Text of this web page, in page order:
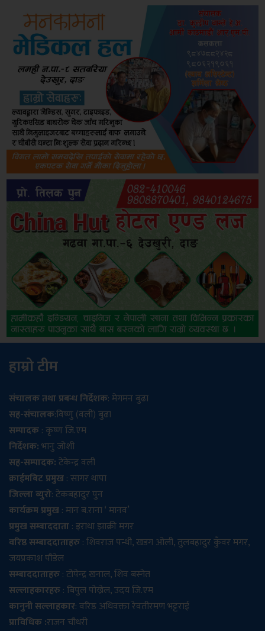
हाम्रो टीम
संचालक तथा प्रबन्ध निर्देशक: मेगमन बुढा
सह-संचालक:विष्णु (वली) बुढा
सम्पादक: कृष्ण जि.एम
निर्देशक:भानु जोशी
सह-सम्पादक:टेकेन्द्र वली
क्राईमबिट प्रमुख: सागर थापा
जिल्ला ब्युरो: टेकबहादुर पुन
कार्यक्रम प्रमुख: मान ब.राना ‘ मानव’
प्रमुख सम्बाददाता: इराधा झाक्री मगर
वरिष्ठ सम्बाददाताहरु: शिवराज पन्थी, खडग ओली, तुलबहादुर कुँवर मगर,
जयप्रकाश पौडेल
सम्बाददाताहरु: टोपेन्द्र खनाल, शिव बस्नेत
सल्लाहकारहरु: बिपुल पोख्रेल, उदय जि.एम
कानुनी सल्लाहकार: वरिष्ठ अधिवक्ता रेवतीरमण भट्टराई
प्राविधिक :राजन चौधरी